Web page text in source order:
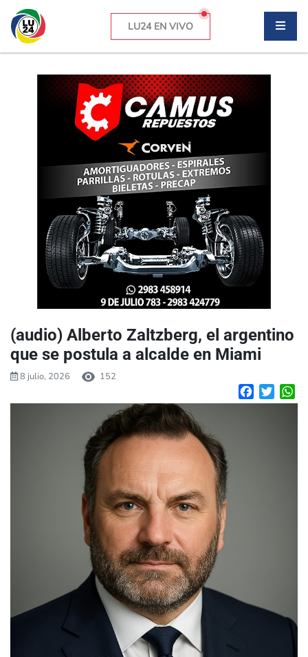
LU24 EN VIVO
(audio) Alberto Zaltzberg, el argentino
que se postula a alcalde en Miami
8 julio, 2026 152
Facebook